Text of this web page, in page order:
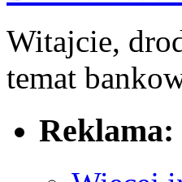
Witajcie,
temat
Reklama: